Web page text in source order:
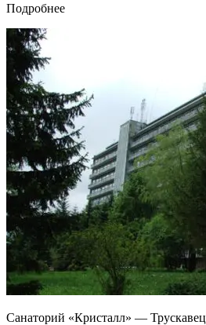
Подробнее
Санаторий «Кристалл» — Трускавец